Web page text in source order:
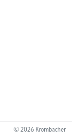
© 2026 Krombacher